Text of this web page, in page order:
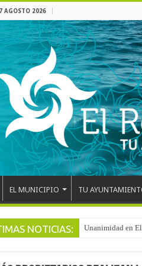
AGOSTO 2026
EL MUNICIPIO TU
NOTICIAS: Arranca la